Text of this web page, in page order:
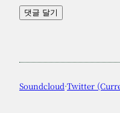
Soundcloud·Twitter